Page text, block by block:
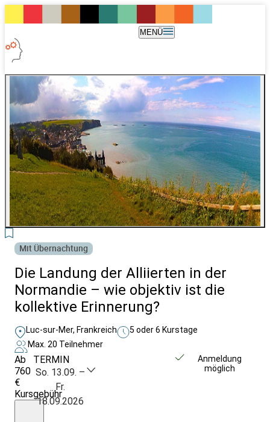
MENÜ
Mit Übernachtung
Die Landung der Alliierten in der
Normandie – wie objektiv ist die
kollektive Erinnerung?
Luc-sur-Mer, Frankreich
5 oder 6 Kurstage
Max. 20 Teilnehmer
Ab
760
€
Kursgebühr
inkl.
TERMIN
So. 13.09. –
Fr.
18.09.2026
Anmeldung
möglich